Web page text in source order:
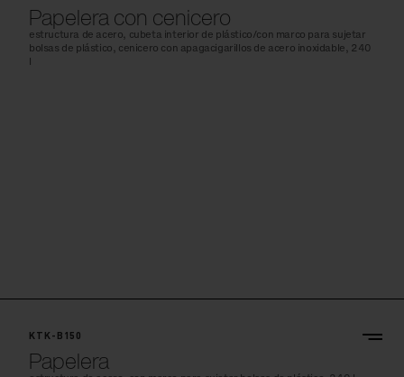
Papelera con cenicero
estructura de acero, cubeta interior de plástico/con marco para sujetar
bolsas de plástico, cenicero con apagacigarillos de acero inoxidable, 240
l
KTK-B150
Papelera